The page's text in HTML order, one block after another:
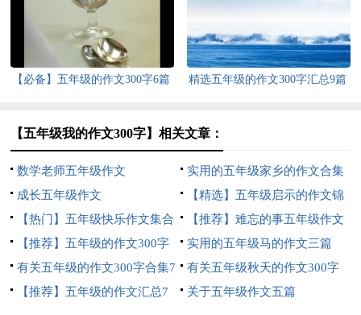
【必备】五年级的作文300字6篇 精选五年级的作文300字汇总9篇
【五年级我的作文300字】相关文章：
数学老师五年级作文
实用的五年级家乡的作文合集
6篇
成长五年级作文
【精选】五年级启示的作文锦
集八篇
【热门】五年级快乐作文集合
八篇
【推荐】难忘的事五年级作文
汇总九篇
【推荐】五年级的作文300字
集锦九篇
实用的五年级马的作文三篇
有关五年级的作文300字合集7
篇
有关五年级秋天的作文300字
集合8篇
【推荐】五年级的作文汇总7
关于五年级作文五篇